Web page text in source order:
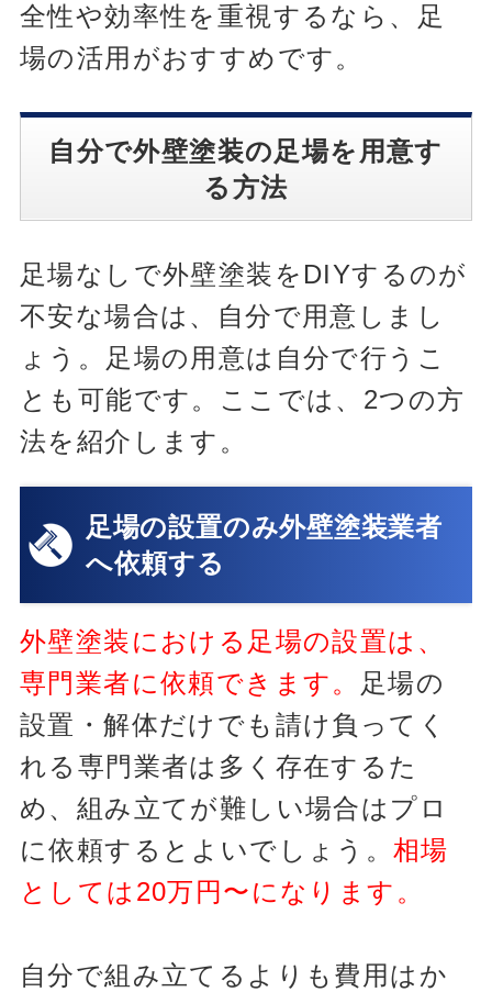
全性や効率性を重視するなら、足
場の活用がおすすめです。
自分で外壁塗装の足場を用意す
る方法
足場なしで外壁塗装をDIYするのが
不安な場合は、自分で用意しまし
ょう。足場の用意は自分で行うこ
とも可能です。ここでは、2つの方
法を紹介します。
足場の設置のみ外壁塗装業者
へ依頼する
外壁塗装における足場の設置は、
専門業者に依頼できます。 足場の
設置・解体だけでも請け負ってく
れる専門業者は多く存在するた
め、組み立てが難しい場合はプロ
に依頼するとよいでしょう。相場
としては20万円〜になります。
自分で組み立てるよりも費用はか